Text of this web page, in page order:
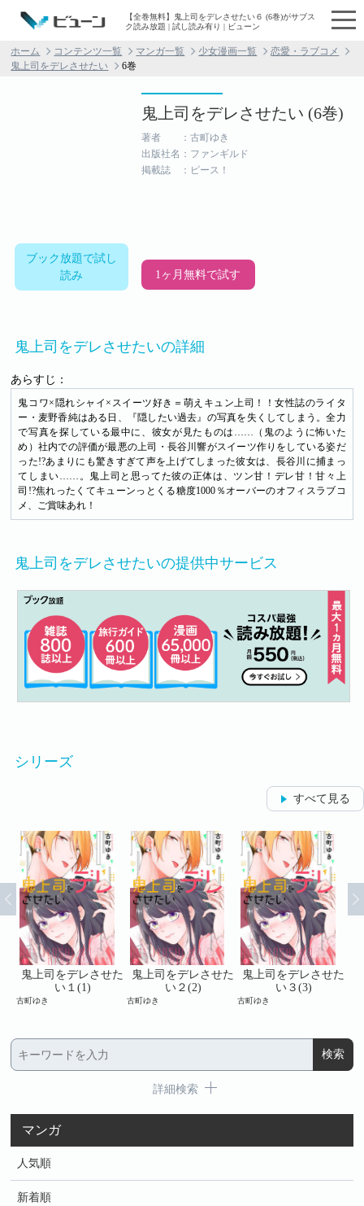
【全巻無料】鬼上司をデレさせたい６ (6巻)がサブス
ク読み放題 | 試し読み有り | ビューン
ホーム コンテンツ一覧 マンガ一覧 少女漫画一覧
恋愛・ラブコメ
鬼上司をデレさせたい
6巻
ブック放題で試し
読み
鬼上司をデレさせたい (6巻)
著者 ：古町ゆき
出版社名：ファンギルド
掲載誌 ：ピース！
1ヶ月無料で試す
鬼上司をデレさせたいの詳細
あらすじ：
鬼コワ×隠れシャイ×スイーツ好き＝萌えキュン上司！！女性誌のライタ
ー・麦野香純はある日、『隠したい過去』の写真を失くしてしまう。全力
で写真を探している最中に、彼女が見たものは……（鬼のように怖いた
め）社内での評価が最悪の上司・長谷川響がスイーツ作りをしている姿だ
った!?あまりにも驚きすぎて声を上げてしまった彼女は、長谷川に捕まっ
てしまい……。鬼上司と思ってた彼の正体は、ツン甘！デレ甘！甘々上
司!?焦れったくてキューンっとくる糖度1000％オーバーのオフィスラブコ
メ、ご賞味あれ！
鬼上司をデレさせたいの提供中サービス
シリーズ
すべて見る
鬼上司をデレさせた
い１(1)
古町ゆき
鬼上司をデレさせた
い２(2)
古町ゆき
鬼上司をデレさせた
い３(3)
古町ゆき
詳細検索
マンガ
人気順
新着順